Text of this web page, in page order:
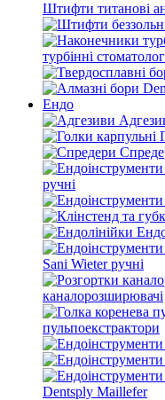
Штифти титанові
турбінні
Ендо
ручні
Sani Wieter ручні
каналорозширювачі
пульпоекстрактори
Dentsply Maillefer